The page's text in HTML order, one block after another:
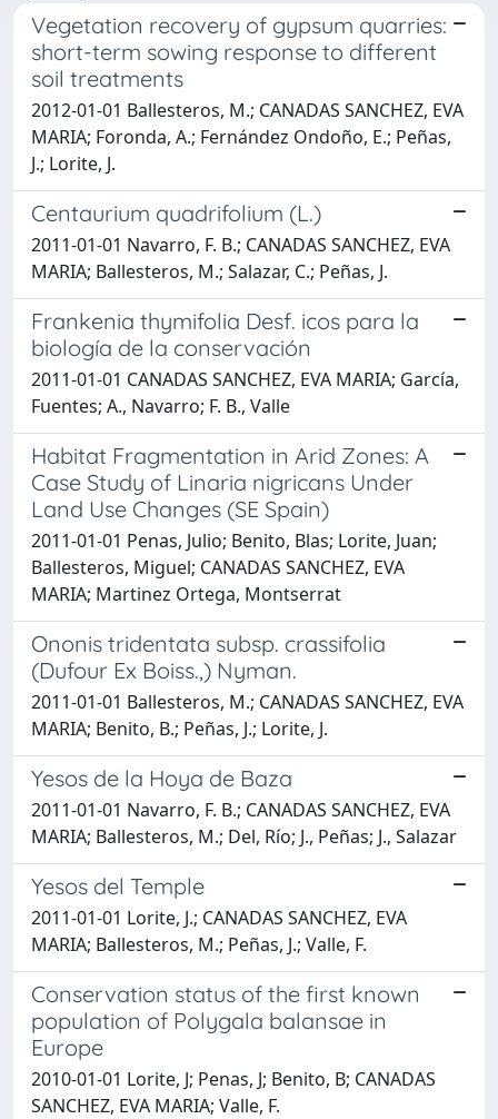
Vegetation recovery of gypsum quarries:
short-term sowing response to different
soil treatments
2012-01-01 Ballesteros, M.; CANADAS SANCHEZ, EVA
MARIA; Foronda, A.; Fernández Ondoño, E.; Peñas,
J.; Lorite, J.
Centaurium quadrifolium (L.)
2011-01-01 Navarro, F. B.; CANADAS SANCHEZ, EVA
MARIA; Ballesteros, M.; Salazar, C.; Peñas, J.
Frankenia thymifolia Desf. icos para la
biología de la conservación
2011-01-01 CANADAS SANCHEZ, EVA MARIA; García,
Fuentes; A., Navarro; F. B., Valle
Habitat Fragmentation in Arid Zones: A
Case Study of Linaria nigricans Under
Land Use Changes (SE Spain)
2011-01-01 Penas, Julio; Benito, Blas; Lorite, Juan;
Ballesteros, Miguel; CANADAS SANCHEZ, EVA
MARIA; Martinez Ortega, Montserrat
Ononis tridentata subsp. crassifolia
(Dufour Ex Boiss.,) Nyman.
2011-01-01 Ballesteros, M.; CANADAS SANCHEZ, EVA
MARIA; Benito, B.; Peñas, J.; Lorite, J.
Yesos de la Hoya de Baza
2011-01-01 Navarro, F. B.; CANADAS SANCHEZ, EVA
MARIA; Ballesteros, M.; Del, Río; J., Peñas; J., Salazar
Yesos del Temple
2011-01-01 Lorite, J.; CANADAS SANCHEZ, EVA
MARIA; Ballesteros, M.; Peñas, J.; Valle, F.
Conservation status of the first known
population of Polygala balansae in
Europe
2010-01-01 Lorite, J; Penas, J; Benito, B; CANADAS
SANCHEZ, EVA MARIA; Valle, F.